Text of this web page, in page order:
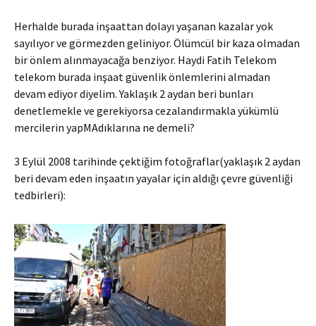
Herhalde burada inşaattan dolayı yaşanan kazalar yok
sayılıyor ve görmezden geliniyor. Ölümcül bir kaza olmadan
bir önlem alınmayacağa benziyor. Haydi Fatih Telekom
telekom burada inşaat güvenlik önlemlerini almadan
devam ediyor diyelim. Yaklaşık 2 aydan beri bunları
denetlemekle ve gerekiyorsa cezalandırmakla yükümlü
mercilerin yapMAdıklarına ne demeli?
3 Eylül 2008 tarihinde çektiğim fotoğraflar(yaklaşık 2 aydan
beri devam eden inşaatın yayalar için aldığı çevre güvenliği
tedbirleri):